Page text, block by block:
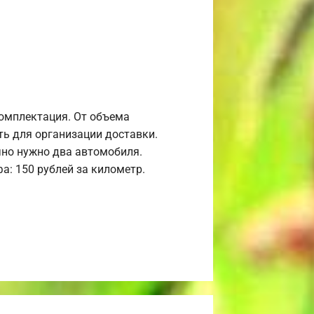
От объема
для организации доставки.
нужно два автомобиля.
150 рублей за километр.